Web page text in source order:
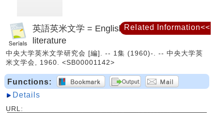
英語英米文学 = English language &
literature
中央大学英米文学研究会 [編]. -- 1集 (1960)-. -- 中央大学英
米文学会, 1960. <SB00001142>
Functions:
Details
URL:
Related Information<<